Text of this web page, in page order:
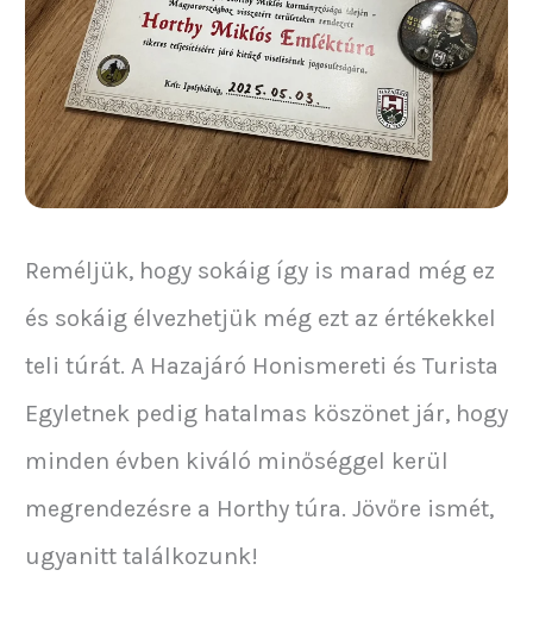
Reméljük, hogy sokáig így is marad még ez
és sokáig élvezhetjük még ezt az értékekkel
teli túrát. A Hazajáró Honismereti és Turista
Egyletnek pedig hatalmas köszönet jár, hogy
minden évben kiváló minőséggel kerül
megrendezésre a Horthy túra. Jövőre ismét,
ugyanitt találkozunk!